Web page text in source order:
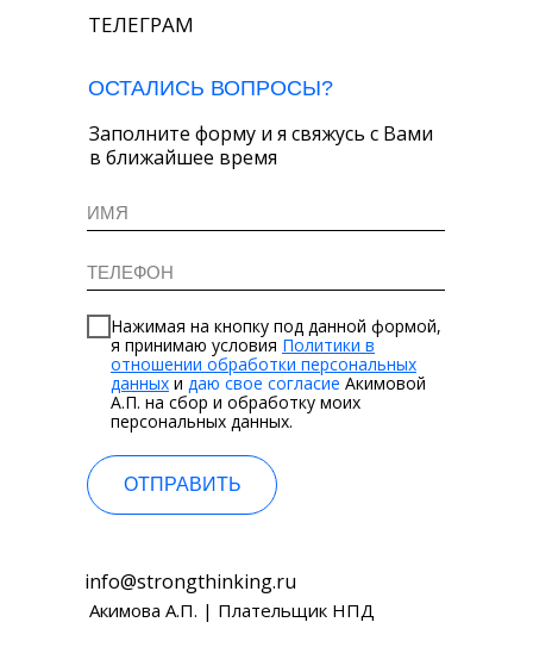
ТЕЛЕГРАМ
info@strongthinking.ru
Акимова А.П. | Плательщик НПД
Заполните форму и я свяжусь с Вами
в ближайшее время
ОСТАЛИСЬ ВОПРОСЫ?
Нажимая на кнопку под данной формой,
я принимаю условия Политики в
отношении обработки персональных
данных и даю свое согласие Акимовой
А.П. на сбор и обработку моих
персональных данных.
ОТПРАВИТЬ